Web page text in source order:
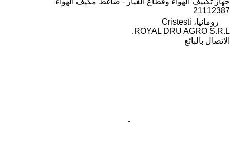
21112387
رومانيا، Cristesti
ROYAL DRU AGRO S.R.L.
الاتصال بالبائع